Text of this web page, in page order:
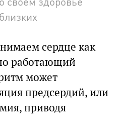
сердце как
работающий
может
предсердий, или
приводя